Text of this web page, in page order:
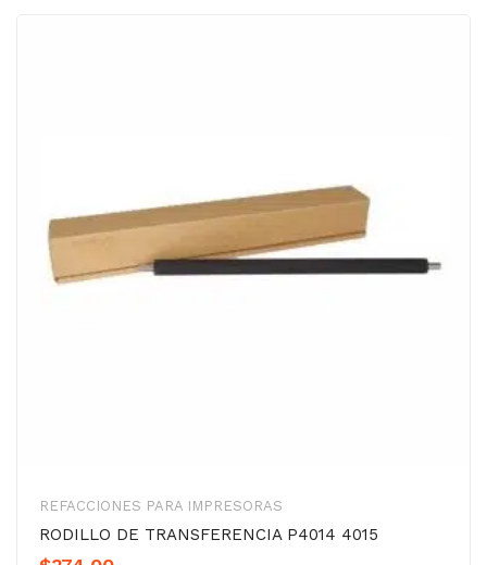
REFACCIONES PARA IMPRESORAS
RODILLO DE TRANSFERENCIA P4014 4015